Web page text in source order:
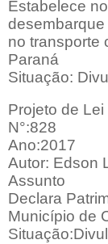
Estabelece
no transporte
Paraná
Situação:
Projeto de
N°:828
Ano:2017
Autor: Edson
Assunto
Declara
Município de